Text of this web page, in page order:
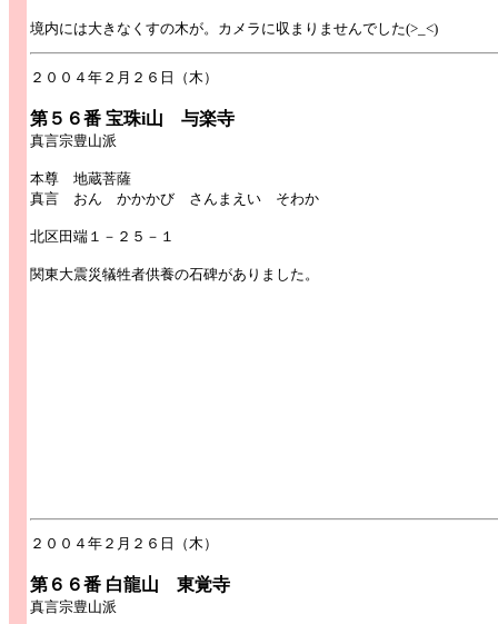
境内には大きなくすの木が。カメラに収まりませんでした(>_<)
２００４年２月２６日（木）
第５６番 宝珠i山 与楽寺
真言宗豊山派
本尊 地蔵菩薩
真言 おん かかかび さんまえい そわか
北区田端１－２５－１
関東大震災犠牲者供養の石碑がありました。
２００４年２月２６日（木）
第６６番 白龍山 東覚寺
真言宗豊山派